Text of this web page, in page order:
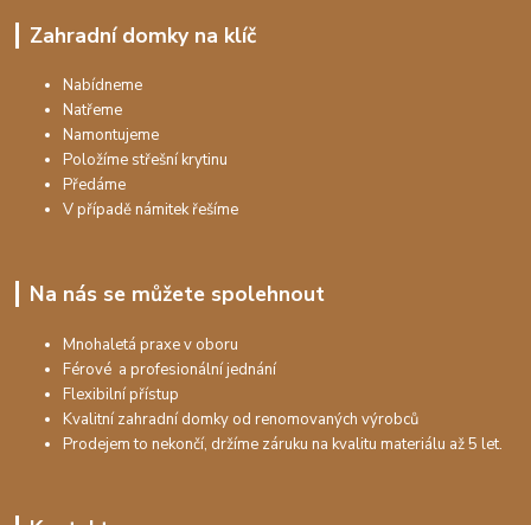
Zahradní domky na klíč
Nabídneme
Natřeme
Namontujeme
Položíme střešní krytinu
Předáme
V případě námitek řešíme
Na nás se můžete spolehnout
Mnohaletá praxe v oboru
Férové a profesionální jednání
Flexibilní přístup
Kvalitní zahradní domky od renomovaných výrobců
Prodejem to nekončí, držíme záruku na kvalitu materiálu až 5 let.